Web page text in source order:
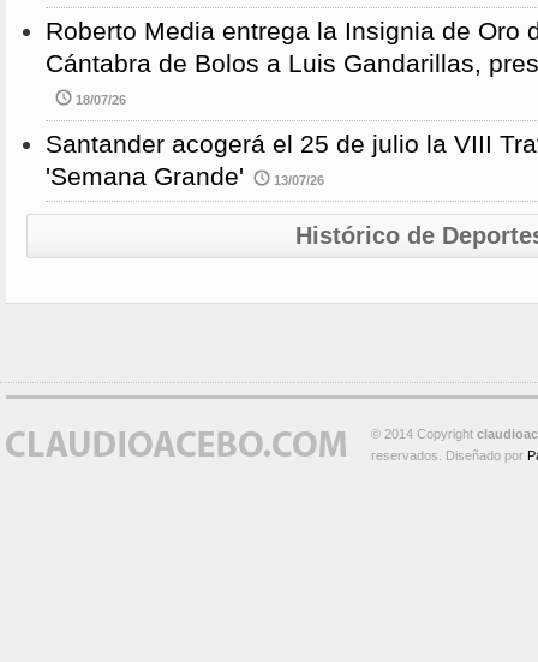
Roberto Media entrega la Insignia de Oro
Cántabra de Bolos a Luis Gandarillas,
18/07/26
Santander acogerá el 25 de julio la VIII
'Semana Grande'
13/07/26
Histórico de
© 2014 Copyright
reservados. Diseñado por